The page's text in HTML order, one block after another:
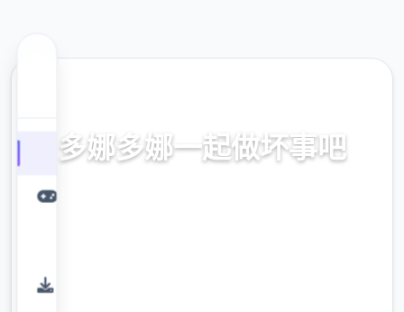
多娜多娜一起做坏事吧
官方中文，中文下载，中文入口，官网入口，